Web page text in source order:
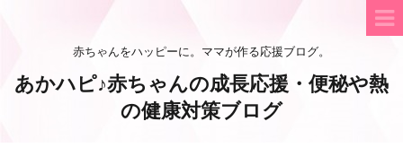
赤ちゃんをハッピーに。ママが作る応援ブログ。
あかハピ♪赤ちゃんの成長応援・便秘や熱
の健康対策ブログ